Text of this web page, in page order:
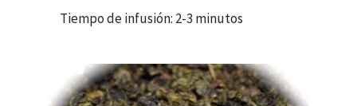
Tiempo de infusión: 2-3 minutos